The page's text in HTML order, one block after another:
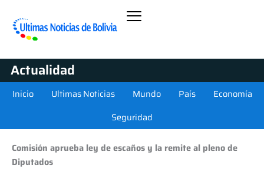
Actualidad
Inicio Ultimas Noticias Mundo País
Economía
Seguridad
Comisión aprueba ley de escaños y la remite al pleno de
Diputados